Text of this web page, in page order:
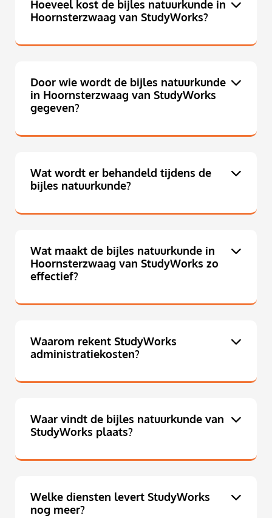
Hoeveel kost de bijles natuurkunde in
Hoornsterzwaag van StudyWorks?
Door wie wordt de bijles natuurkunde
in Hoornsterzwaag van StudyWorks
gegeven?
Wat wordt er behandeld tijdens de
bijles natuurkunde?
Wat maakt de bijles natuurkunde in
Hoornsterzwaag van StudyWorks zo
effectief?
Waarom rekent StudyWorks
administratiekosten?
Waar vindt de bijles natuurkunde van
StudyWorks plaats?
Welke diensten levert StudyWorks
nog meer?